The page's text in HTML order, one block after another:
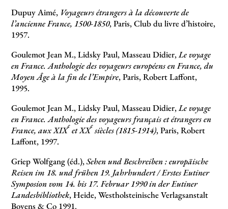
Dupuy Aimé, Voyageurs étrangers à la découverte de
l’ancienne France, 1500-1850, Paris, Club du livre d’histoire,
1957.
Goulemot Jean M., Lidsky Paul, Masseau Didier,Le voyage
en France. Anthologie des voyageurs européens en France, du
Moyen Âge à la fin de l’Empire, Paris, Robert Laffont,
1995.
Goulemot Jean M., Lidsky Paul, Masseau Didier,Le voyage
en France. Anthologie des voyageurs français et étrangers en
France, aux XIXe et XXesiècles (1815-1914), Paris, Robert
Laffont, 1997.
Griep Wolfgang (éd.),Sehen und Beschreiben : europäische
Reisen im 18. und frühen 19. Jahrhundert / Erstes Eutiner
Symposion vom 14. bis 17. Februar 1990 in der Eutiner
Landesbibliothek, Heide, Westholsteinische Verlagsanstalt
Boyens & Co 1991.